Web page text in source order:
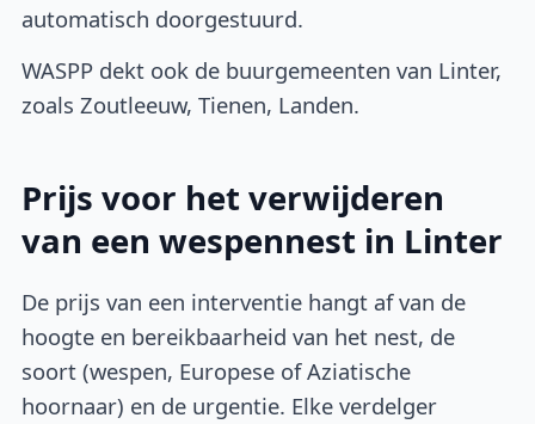
automatisch doorgestuurd.
WASPP dekt ook de buurgemeenten van Linter,
zoals Zoutleeuw, Tienen, Landen.
Prijs voor het verwijderen
van een wespennest in Linter
De prijs van een interventie hangt af van de
hoogte en bereikbaarheid van het nest, de
soort (wespen, Europese of Aziatische
hoornaar) en de urgentie. Elke verdelger